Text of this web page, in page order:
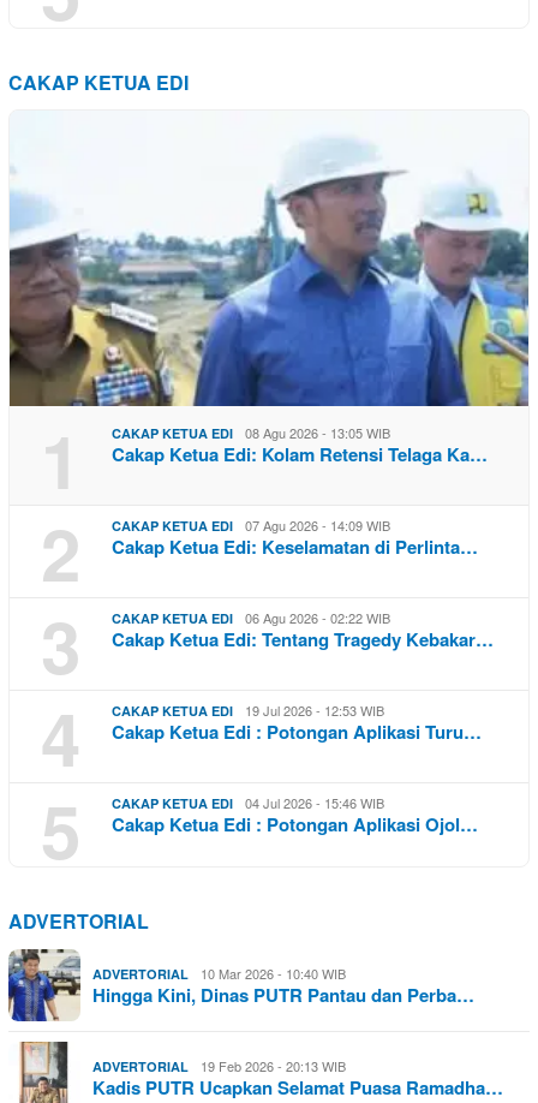
CAKAP KETUA EDI
1 CAKAP KETUA EDI 08 Agu 2026 - 13:05 WIB
Cakap Ketua Edi: Kolam Retensi Telaga Ka…
2 CAKAP KETUA EDI 07 Agu 2026 - 14:09 WIB
Cakap Ketua Edi: Keselamatan di Perlinta…
3 CAKAP KETUA EDI 06 Agu 2026 - 02:22 WIB
Cakap Ketua Edi: Tentang Tragedy Kebakar…
4 CAKAP KETUA EDI 19 Jul 2026 - 12:53 WIB
Cakap Ketua Edi : Potongan Aplikasi Turu…
5 CAKAP KETUA EDI 04 Jul 2026 - 15:46 WIB
Cakap Ketua Edi : Potongan Aplikasi Ojol…
ADVERTORIAL
ADVERTORIAL 10 Mar 2026 - 10:40 WIB
Hingga Kini, Dinas PUTR Pantau dan Perba…
ADVERTORIAL 19 Feb 2026 - 20:13 WIB
Kadis PUTR Ucapkan Selamat Puasa Ramadha…